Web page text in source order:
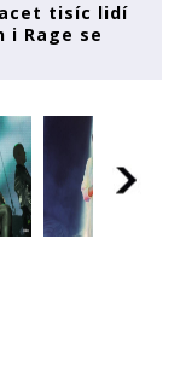
tisíc lidí
Rage se